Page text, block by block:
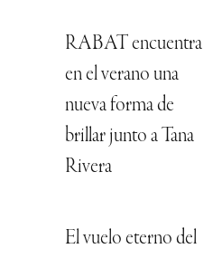
RABAT encuentra
en el verano una
nueva forma de
brillar junto a Tana
Rivera
El vuelo eterno del